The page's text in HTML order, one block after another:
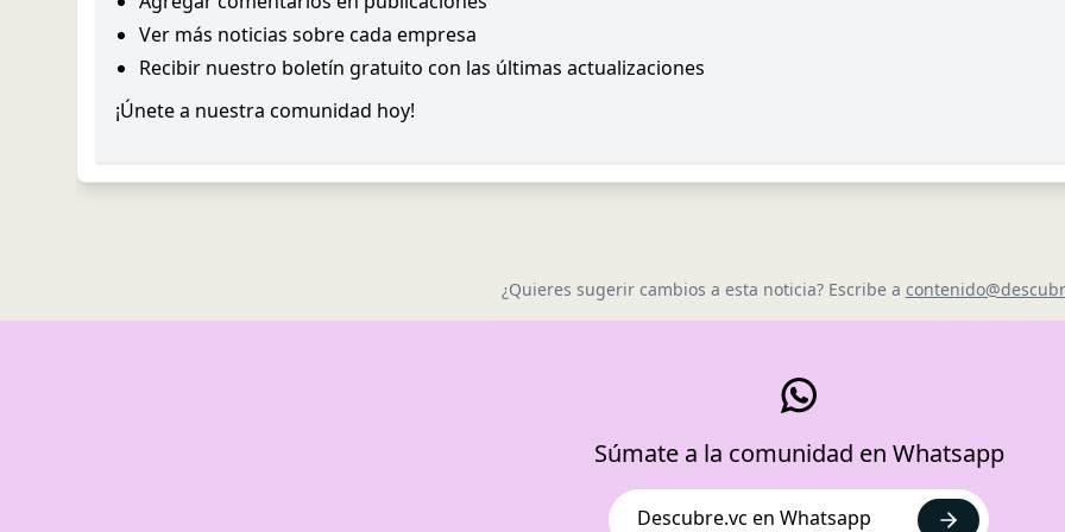
Ver más noticias sobre cada empresa
Recibir nuestro boletín gratuito con las últimas actualizaciones
¡Únete a nuestra comunidad hoy!
¿Quieres sugerir cambios a esta noticia? Escribe a
Súmate a la comunidad en Whatsapp
Descubre.vc en Whatsapp